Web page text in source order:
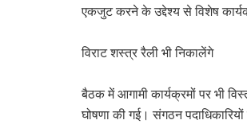
एकजुट करने के उद्देश्य से विशेष
विराट शस्त्र रैली भी निकालेंगे
बैठक में आगामी कार्यक्रमों पर भी
घोषणा की गई। संगठन